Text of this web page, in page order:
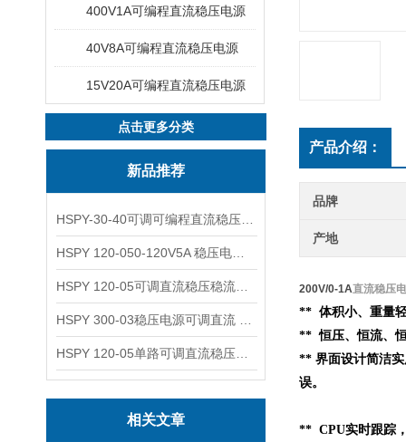
400V1A可编程直流稳压电源
40V8A可编程直流稳压电源
15V20A可编程直流稳压电源
点击更多分类
新品推荐
相关文章
产品介绍：
品牌
产地
200V/0-1A直流稳压
** 体积小、重量轻
** 恒压、恒流、
** 界面设计简洁
误。
** CPU实时跟踪